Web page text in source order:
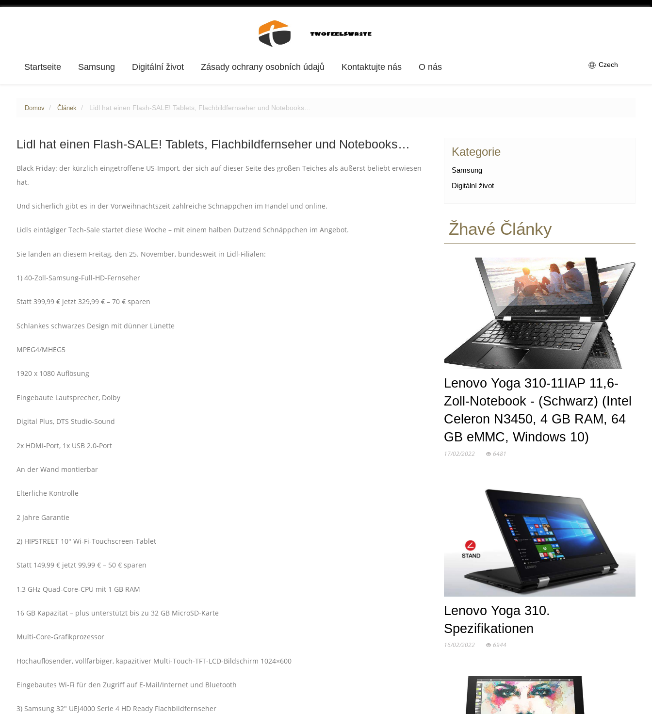
Startseite Samsung Digitální život Zásady ochrany osobních údajů Kontaktujte nás O nás Czech
Domov Článek Lidl hat einen Flash-SALE! Tablets, Flachbildfernseher und Notebooks…
Lidl hat einen Flash-SALE! Tablets, Flachbildfernseher und Notebooks…
Black Friday: der kürzlich eingetroffene US-Import, der sich auf dieser Seite des großen Teiches als äußerst beliebt erwiesen
hat.
Und sicherlich gibt es in der Vorweihnachtszeit zahlreiche Schnäppchen im Handel und online.
Lidls eintägiger Tech-Sale startet diese Woche – mit einem halben Dutzend Schnäppchen im Angebot.
Sie landen an diesem Freitag, den 25. November, bundesweit in Lidl-Filialen:
1) 40-Zoll-Samsung-Full-HD-Fernseher
Statt 399,99 € jetzt 329,99 € – 70 € sparen
Schlankes schwarzes Design mit dünner Lünette
MPEG4/MHEG5
1920 x 1080 Auflösung
Eingebaute Lautsprecher, Dolby
Digital Plus, DTS Studio-Sound
2x HDMI-Port, 1x USB 2.0-Port
An der Wand montierbar
Elterliche Kontrolle
2 Jahre Garantie
2) HIPSTREET 10" Wi-Fi-Touchscreen-Tablet
Statt 149,99 € jetzt 99,99 € – 50 € sparen
1,3 GHz Quad-Core-CPU mit 1 GB RAM
16 GB Kapazität – plus unterstützt bis zu 32 GB MicroSD-Karte
Multi-Core-Grafikprozessor
Hochauflösender, vollfarbiger, kapazitiver Multi-Touch-TFT-LCD-Bildschirm 1024×600
Eingebautes Wi-Fi für den Zugriff auf E-Mail/Internet und Bluetooth
3) Samsung 32" UEJ4000 Serie 4 HD Ready Flachbildfernseher
Kategorie
Samsung
Digitální život
Žhavé Články
Lenovo Yoga 310-11IAP 11,6-
Zoll-Notebook - (Schwarz) (Intel
Celeron N3450, 4 GB RAM, 64
GB eMMC, Windows 10)
17/02/2022 6481
Lenovo Yoga 310.
Spezifikationen
16/02/2022 6944